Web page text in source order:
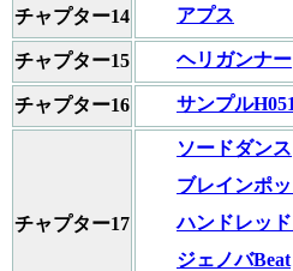
チャプター14 アプス
チャプター15 ヘリガンナー
チャプター16 サンプル
チャプター17
ソードダンス
ブレインポ
ハンドレッ
ジェノバBeat